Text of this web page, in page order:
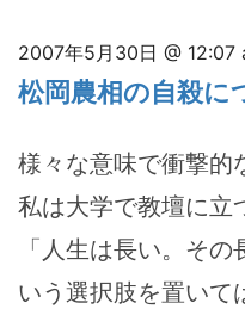
2007年5月30日 @ 12:07
松岡農相の自殺に
様々な意味で衝撃的
私は大学で教壇に立
「人生は長い。そ
いう選択肢を置いて